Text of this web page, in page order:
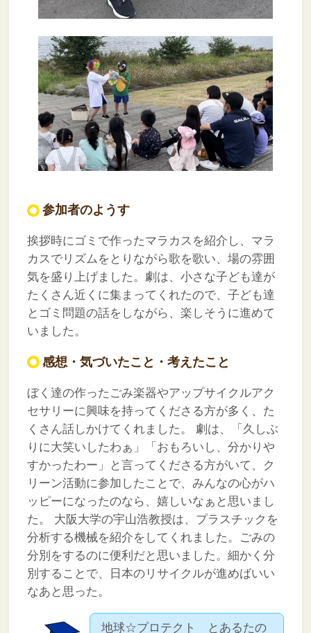
参加者のようす
挨拶時にゴミで作ったマラカスを紹介し、マラ
カスでリズムをとりながら歌を歌い、場の雰囲
気を盛り上げました。劇は、小さな子ども達が
たくさん近くに集まってくれたので、子ども達
とゴミ問題の話をしながら、楽しそうに進めて
いました。
感想・気づいたこと・考えたこと
ぼく達の作ったごみ楽器やアップサイクルアク
セサリーに興味を持ってくださる方が多く、た
くさん話しかけてくれました。
劇は、「久しぶ
りに大笑いしたわぁ」「おもろいし、分かりや
すかったわー」と言ってくださる方がいて、ク
リーン活動に参加したことで、みんなの心がハ
ッピーになったのなら、嬉しいなぁと思いまし
た。
大阪大学の宇山浩教授は、プラスチックを
分析する機械を紹介をしてくれました。ごみの
分別をするのに便利だと思いました。細かく分
別することで、日本のリサイクルが進めばいい
なあと思った。
地球☆プロテクト とあるたの